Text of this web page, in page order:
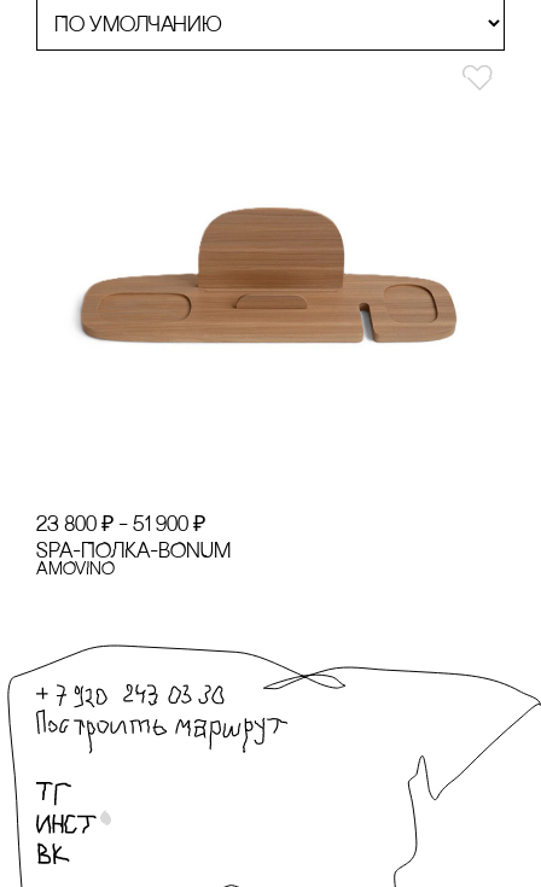
23 800 ₽ – 51 900 ₽
SPA-ПОЛКА-BONUM
AMOVINO